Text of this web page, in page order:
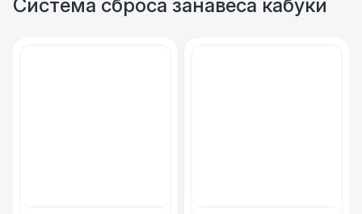
Система сброса занавеса кабуки